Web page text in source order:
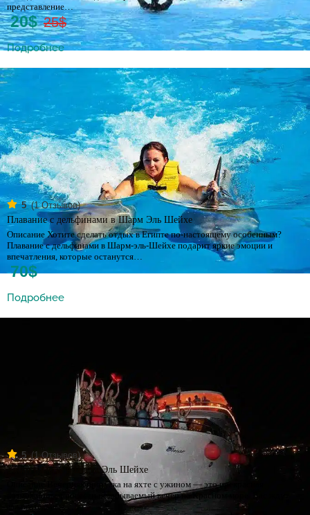
представление…
20$ 25$
Подробнее
5 (1Отзывов)
Плавание с дельфинами в Шарм Эль Шейхе
Описание Хотите сделать отдых в Египте по-настоящему особенным?
Плавание с дельфинами в Шарм-эль-Шейхе подарит яркие эмоции и
впечатления, которые останутся…
70$
Подробнее
5 (1 Отзывов)
Ужин на яхте в Шарм Эль Шейхе
Описание Вечерняя прогулка на яхте с ужином — это прекрасная
возможность провести незабываемый вечер на Красном море. Вас ждут
зажигательные…